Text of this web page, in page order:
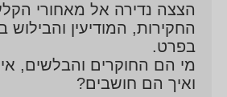
הצצה נדירה אל מאחורי
החקירות, המודיעין
בפרט.
מי הם החוקרים והבלשים,
ואיך הם חושבים?